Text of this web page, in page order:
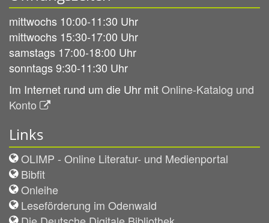
mittwochs 10:00-11:30 Uhr
mittwochs 15:30-17:00 Uhr
samstags 17:00-18:00 Uhr
sonntags 9:30-11:30 Uhr
Im Internet rund um die Uhr mitOnline-Katalog und
Konto
Links
OLIMP - Online Literatur- und Medienportal
Bibfit
Onleihe
Leseförderung im Odenwald